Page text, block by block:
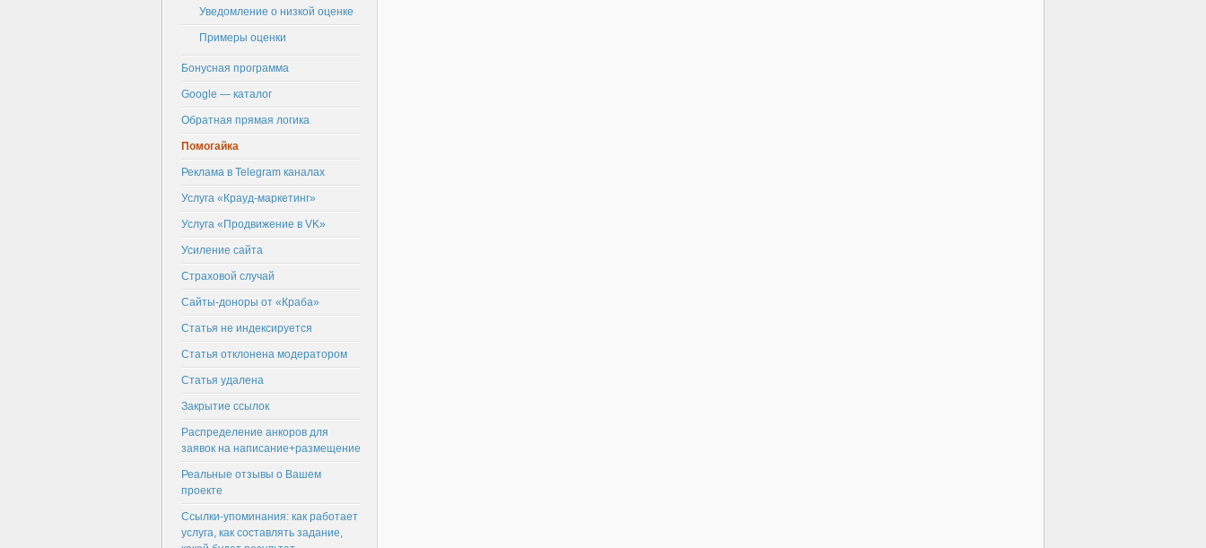
Уведомление о низкой оценке
Примеры оценки
Бонусная программа
Google — каталог
Обратная прямая логика
Помогайка
Реклама в Telegram каналах
Услуга «Крауд-маркетинг»
Услуга «Продвижение в VK»
Усиление сайта
Страховой случай
Сайты-доноры от «Краба»
Статья не индексируется
Статья отклонена модератором
Статья удалена
Закрытие ссылок
Распределение анкоров для
заявок на написание+размещение
Реальные отзывы о Вашем
проекте
Ссылки-упоминания: как работает
услуга, как составлять задание,